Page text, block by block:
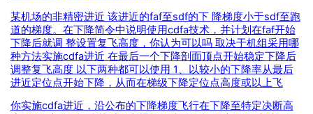
某机场的非精密进近 该进近的faf至sdf的下 降梯度小于sdf至跑
道的梯度。在下降简令中说明使用cdfa技术，并计划在faf开始
下降后就调 整设置复飞高度，你认为可以吗 取决于机组采用哪
种方法实施cdfa进近 在最后一个下降剖面顶点开始稳定下降后
调整复飞高度 以下两种都可以使用 1、以较小的下降率从最后
进近定位点开始下降，从而在梯级下降定位点高度或以上飞
你实施cdfa进近，沿公布的下降梯度飞行在下降至特定决断高